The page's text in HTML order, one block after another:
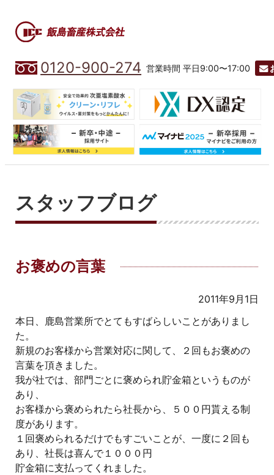
0120-900-274 営業時間 平日9:00〜17:00
スタッフブログ
お褒めの言葉
2011年9月1日
本日、鹿島営業所でとてもすばらしいことがありまし
た。
新規のお客様から営業対応に関して、２回もお褒めの
言葉を頂きました。
我が社では、部門ごとに褒められ貯金箱というものが
あり、
お客様から褒められたら社長から、５００円貰える制
度があります。
１回褒められるだけでもすごいことが、一度に２回も
あり、社長は喜んで１０００円
貯金箱に支払ってくれました。